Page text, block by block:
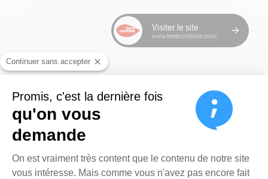
Visiter le site
www.terrecomtoise.com/
Continuer sans accepter
Promis, c'est la dernière fois
qu'on vous
demande
Plateforme de Gestion du
On est vraiment très content que le contenu de notre site
vous intéresse. Mais comme vous n'avez pas encore fait